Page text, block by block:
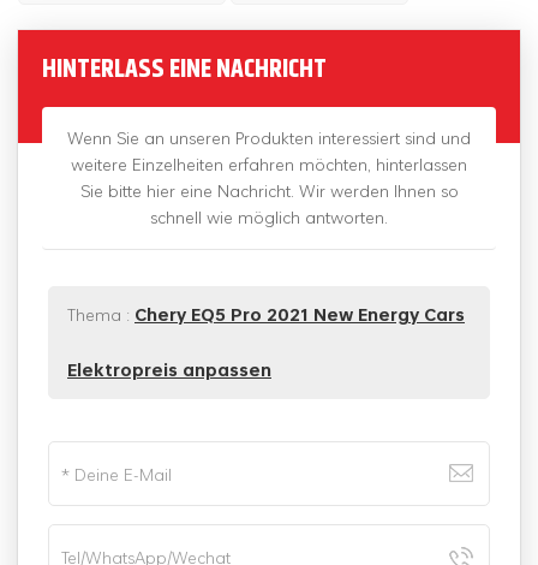
HINTERLASS EINE NACHRICHT
Wenn Sie an unseren Produkten interessiert sind und
weitere Einzelheiten erfahren möchten, hinterlassen
Sie bitte hier eine Nachricht. Wir werden Ihnen so
schnell wie möglich antworten.
Thema : Chery EQ5 Pro 2021 New Energy Cars
Elektropreis anpassen